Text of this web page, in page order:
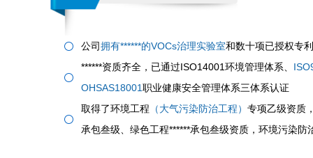
公司拥有******的VOCs治理实验室和数十项已授权专利
******资质齐全，已通过ISO14001环境管理体系、
OHSAS18001职业健康安全管理体系三体系认证
取得了环境工程 （大气污染防治工程） 专项乙级资质
承包叁级、绿色工程******承包叁级资质，环境污染防